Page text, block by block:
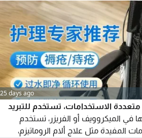
25 days ago
متعددة الاستخدامات، تستخدم للتبريد
في الميكروويف أو الفريزر، تستخدم
المفيدة مثل علاج ألام الروماتيزم،